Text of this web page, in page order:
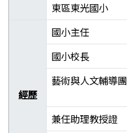
東區東光國小
經歷
國小主任
國小校長
藝術與人文輔導團
兼任助理教授證